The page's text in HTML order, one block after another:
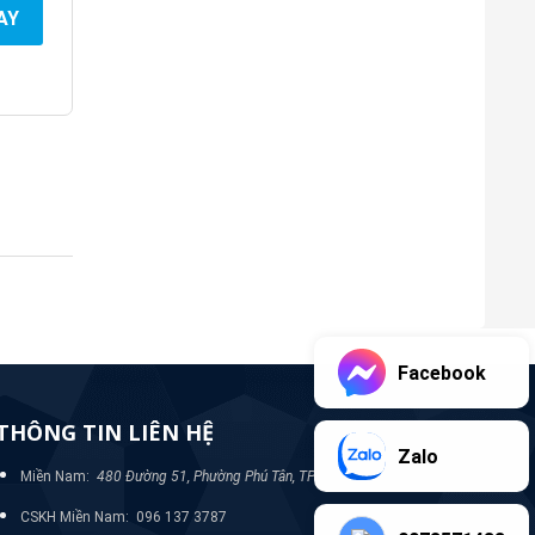
TIN LIÊN HỆ
Miền Nam: 480 Đường 51, Phường Phú Tân, TP Bình Dương
CSKH Miền Nam: 096 137 3787
Facebook
Zalo